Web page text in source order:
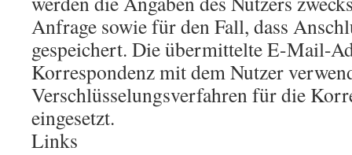
Anfrage sowie für den Fall, dass
gespeichert. Die übermittelte E-Mail-
Korrespondenz mit dem Nutzer
Verschlüsselungsverfahren für die
eingesetzt.
Links